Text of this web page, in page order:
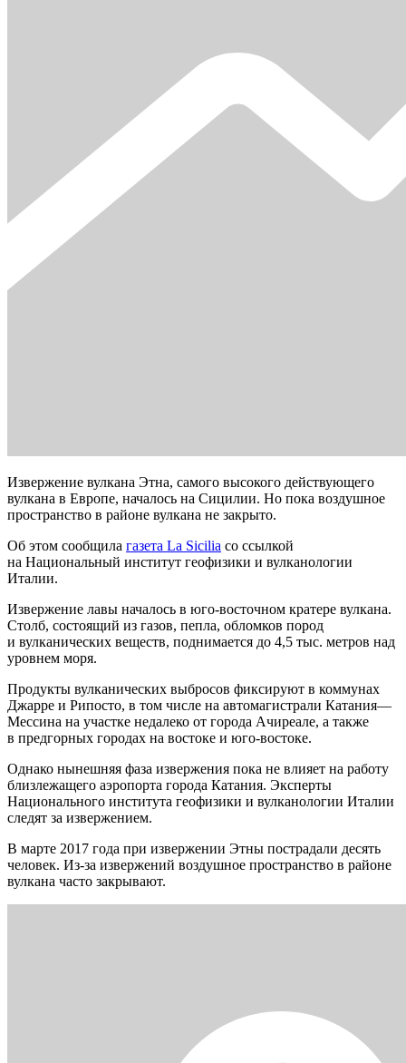
Извержение вулкана Этна, самого высокого действующего
вулкана в Европе, началось на Сицилии. Но пока воздушное
пространство в районе вулкана не закрыто.
Об этом сообщила газета La Sicilia со ссылкой
на Национальный институт геофизики и вулканологии
Италии.
Извержение лавы началось в юго-восточном кратере вулкана.
Столб, состоящий из газов, пепла, обломков пород
и вулканических веществ, поднимается до 4,5 тыс. метров над
уровнем моря.
Продукты вулканических выбросов фиксируют в коммунах
Джарре и Рипосто, в том числе на автомагистрали Катания—
Мессина на участке недалеко от города Ачиреале, а также
в предгорных городах на востоке и юго-востоке.
Однако нынешняя фаза извержения пока не влияет на работу
близлежащего аэропорта города Катания. Эксперты
Национального института геофизики и вулканологии Италии
следят за извержением.
В марте 2017 года при извержении Этны пострадали десять
человек. Из-за извержений воздушное пространство в районе
вулкана часто закрывают.